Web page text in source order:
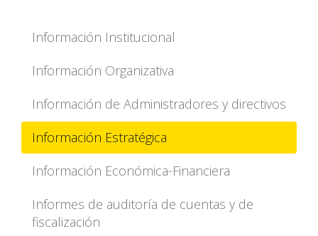
Información Institucional
Información Organizativa
Información de Administradores y directivos
Información Estratégica
Información Económica-Financiera
Informes de auditoría de cuentas y de
fiscalización